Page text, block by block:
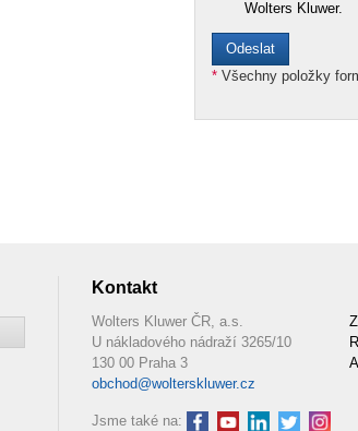
Wolters Kluwer.
* Všechny položky
Kontakt
Wolters Kluwer ČR, a.s.
U nákladového nádraží 3265/10
130 00 Praha 3
obchod@wolterskluwer.cz
Jsme také na: